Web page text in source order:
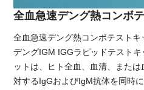
全血急速デング熱コンボ
全血急速デング熱コンボテストキ
デングIGM IGGラピッドテスト
ットは、ヒト全血、血清、また
対するIgGおよびIgM抗体を同時